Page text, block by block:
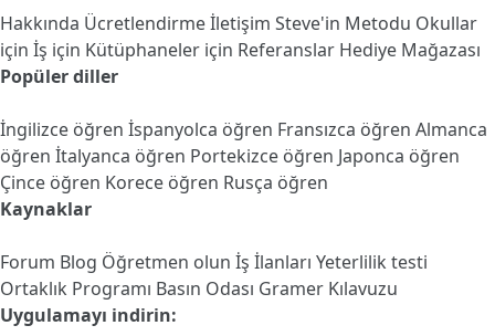
Hakkında Ücretlendirmeİletişim Steve'in Metodu Okullar
için İş için Kütüphaneler için Referanslar Hediye Mağazası
Popüler diller
İngilizce öğren İspanyolca öğren Fransızca öğren Almanca
öğren İtalyanca öğren Portekizce öğren Japonca öğren
Çince öğren Korece öğren Rusça öğren
Kaynaklar
Forum Blog Öğretmen olun İş İlanları Yeterlilik testi
Ortaklık Programı Basın Odası Gramer Kılavuzu
Uygulamayı indirin: